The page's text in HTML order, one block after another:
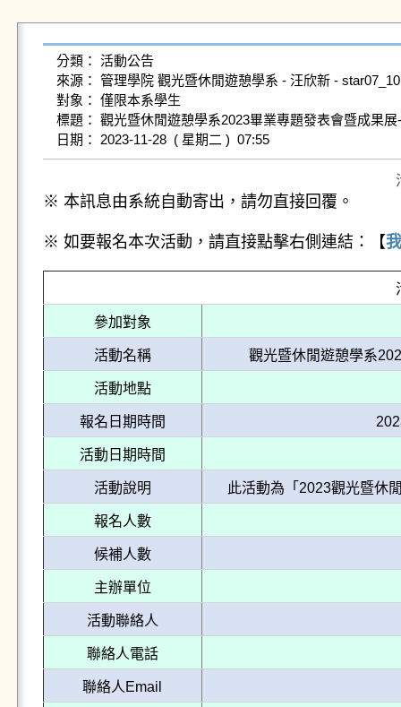
分類： 活動公告
來源： 管理學院 觀光暨休閒遊憩學系 - 汪欣新 -
對象： 僅限本系學生
標題： 觀光暨休閒遊憩學系2023畢業專題發表會暨成果
日期： 2023-11-28  ( 星期二 )  07:55
※ 本訊息由系統自動寄出，請勿直接回覆。
※ 如要報名本次活動，請直接點擊右側連結：【
參加對象
活動名稱 觀光暨休閒遊憩學系
活動地點
報名日期時間
活動日期時間
活動說明 此活動為「2023觀光暨休
報名人數
候補人數
主辦單位
活動聯絡人
聯絡人電話
聯絡人Email